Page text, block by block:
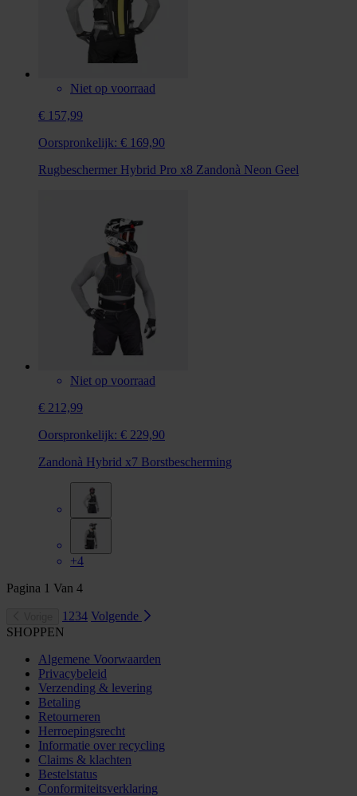
Niet op voorraad
€ 157,99
Oorspronkelijk: € 169,90
Rugbeschermer Hybrid Pro x8 Zandonà Neon Geel
Niet op voorraad
€ 212,99
Oorspronkelijk: € 229,90
Zandonà Hybrid x7 Borstbescherming
+4
Pagina 1 Van 4
1 234 Volgende
SHOPPEN
Algemene Voorwaarden
Privacybeleid
Verzending & levering
Betaling
Retourneren
Herroepingsrecht
Informatie over recycling
Claims & klachten
Bestelstatus
Conformiteitsverklaring